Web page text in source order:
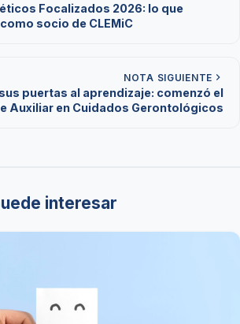
Focalizados 2026: lo que
socio de CLEMiC
NOTA SIGUIENTE
puertas al aprendizaje: comenzó el
Auxiliar en Cuidados Gerontológicos
interesar